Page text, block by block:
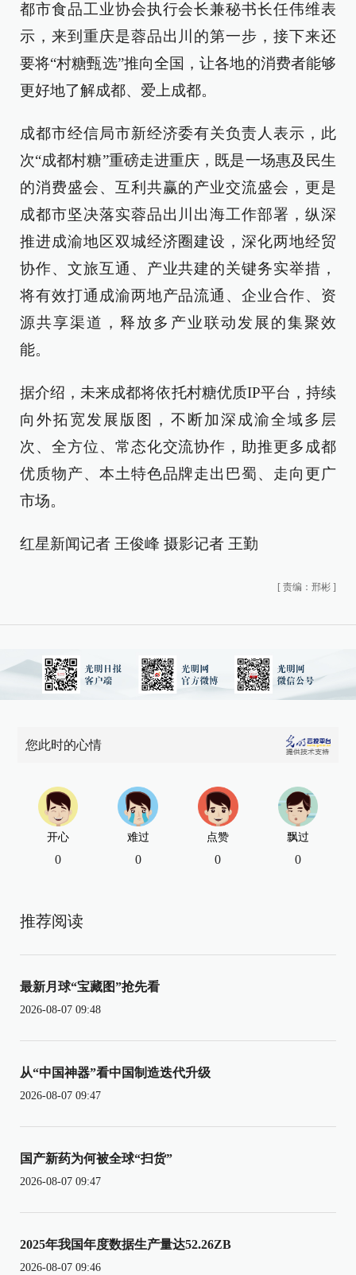
都市食品工业协会执行会长兼秘书长任伟维表
示，来到重庆是蓉品出川的第一步，接下来还
要将“村糖甄选”推向全国，让各地的消费者能够
更好地了解成都、爱上成都。
成都市经信局市新经济委有关负责人表示，此
次“成都村糖”重磅走进重庆，既是一场惠及民生
的消费盛会、互利共赢的产业交流盛会，更是
成都市坚决落实蓉品出川出海工作部署，纵深
推进成渝地区双城经济圈建设，深化两地经贸
协作、文旅互通、产业共建的关键务实举措，
将有效打通成渝两地产品流通、企业合作、资
源共享渠道，释放多产业联动发展的集聚效
能。
据介绍，未来成都将依托村糖优质IP平台，持续
向外拓宽发展版图，不断加深成渝全域多层
次、全方位、常态化交流协作，助推更多成都
优质物产、本土特色品牌走出巴蜀、走向更广
市场。
红星新闻记者 王俊峰 摄影记者 王勤
[ 责编：邢彬 ]
您此时的心情
开心
0
难过
0
点赞
0
飘过
0
推荐阅读
最新月球“宝藏图”抢先看
2026-08-07 09:48
从“中国神器”看中国制造迭代升级
2026-08-07 09:47
国产新药为何被全球“扫货”
2026-08-07 09:47
2025年我国年度数据生产量达52.26ZB
2026-08-07 09:46